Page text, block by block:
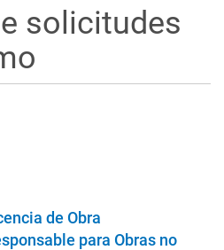
solicitudes
de Obra
para Obras no